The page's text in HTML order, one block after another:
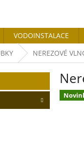
VODOINSTALACE
NEREZOVÉ